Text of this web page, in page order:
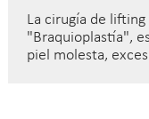
La cirugía de
"Braquioplastía",
piel molesta,